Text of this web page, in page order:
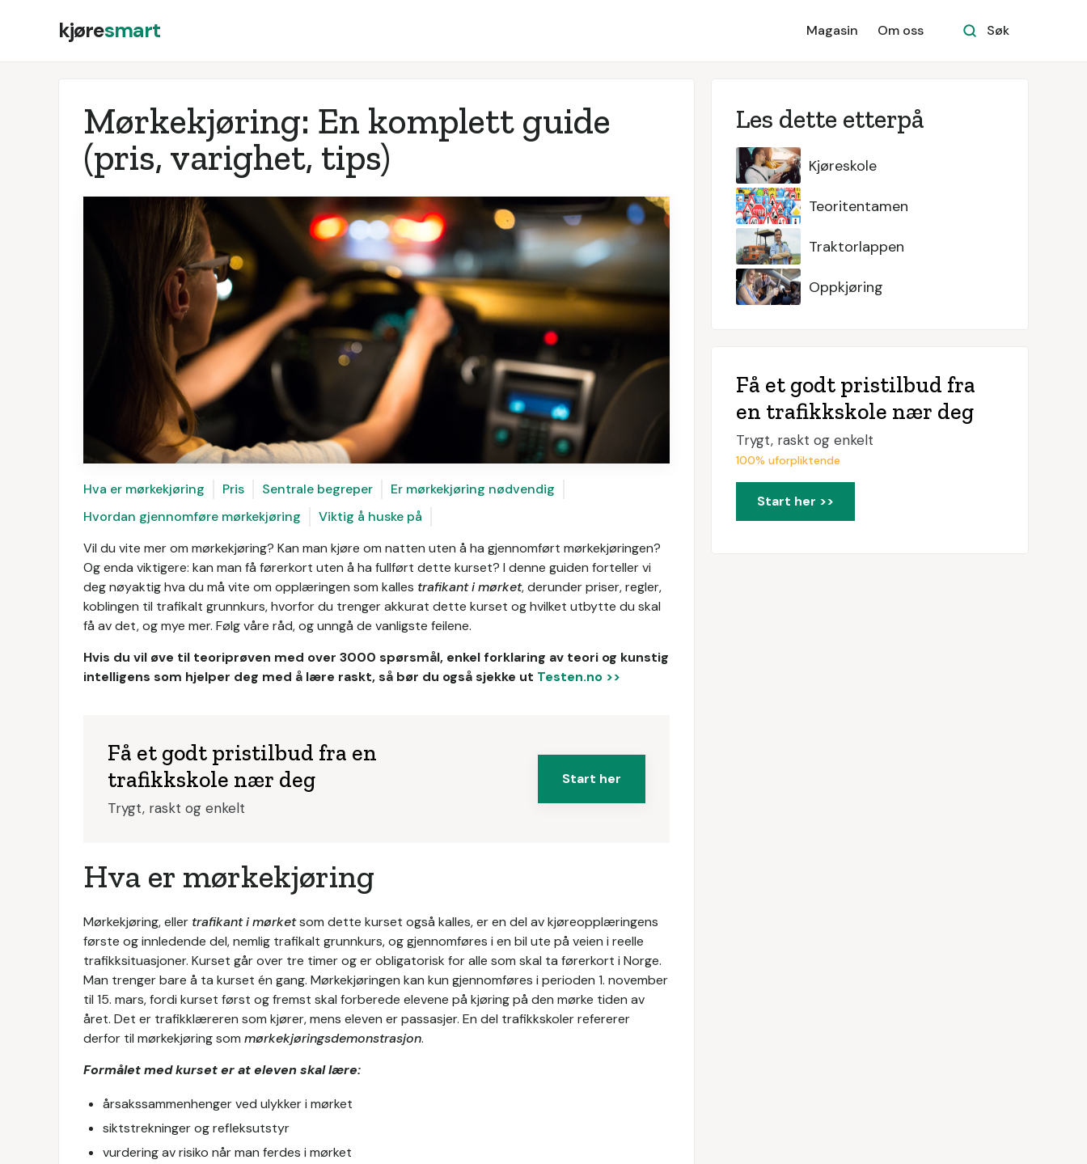
kjøresmart Magasin Om oss Søk
Mørkekjøring: En komplett guide
(pris, varighet, tips)
Hva er mørkekjøring Pris Sentrale begreper
Er mørkekjøring nødvendig
Hvordan gjennomføre mørkekjøring
Viktig å huske på
Vil du vite mer om mørkekjøring? Kan man kjøre om natten uten å ha gjennomført mørkekjøringen?
Og enda viktigere: kan man få førerkort uten å ha fullført dette kurset? I denne guiden forteller vi
deg nøyaktig hva du må vite om opplæringen som kalles trafikant i mørket, derunder priser, regler,
koblingen til trafikalt grunnkurs, hvorfor du trenger akkurat dette kurset og hvilket utbytte du skal
få av det, og mye mer. Følg våre råd, og unngå de vanligste feilene.
Hvis du vil øve til teoriprøven med over 3000 spørsmål, enkel forklaring av teori og kunstig
intelligens som hjelper deg med å lære raskt, så bør du også sjekke ut Testen.no >>
Få et godt pristilbud fra en
trafikkskole nær deg
Trygt, raskt og enkelt
Start her
Hva er mørkekjøring
Mørkekjøring, eller trafikant i mørketsom dette kurset også kalles, er en del av kjøreopplæringens
første og innledende del, nemlig trafikalt grunnkurs, og gjennomføres i en bil ute på veien i reelle
trafikksituasjoner. Kurset går over tre timer og er obligatorisk for alle som skal ta førerkort i Norge.
Man trenger bare å ta kurset én gang. Mørkekjøringen kan kun gjennomføres i perioden 1. november
til 15. mars, fordi kurset først og fremst skal forberede elevene på kjøring på den mørke tiden av
året. Det er trafikklæreren som kjører, mens eleven er passasjer. En del trafikkskoler refererer
derfor til mørkekjøring som mørkekjøringsdemonstrasjon.
Formålet med kurset er at eleven skal lære:
årsakssammenhenger ved ulykker i mørket
siktstrekninger og refleksutstyr
vurdering av risiko når man ferdes i mørket
Les dette etterpå
Kjøreskole
Teoritentamen
Traktorlappen
Oppkjøring
Få et godt pristilbud fra
en trafikkskole nær deg
Trygt, raskt og enkelt
100% uforpliktende
Start her >>